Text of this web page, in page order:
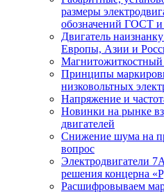
размеры
обозначений ГОСТ
Двигатель
Европы, Азии и
Принципы
низковольтных
Напряжение и
Новинки на рынке
двигателей
Снижение шума на
вопрос
Электродвигатели
решения концерна
Расшифровываем